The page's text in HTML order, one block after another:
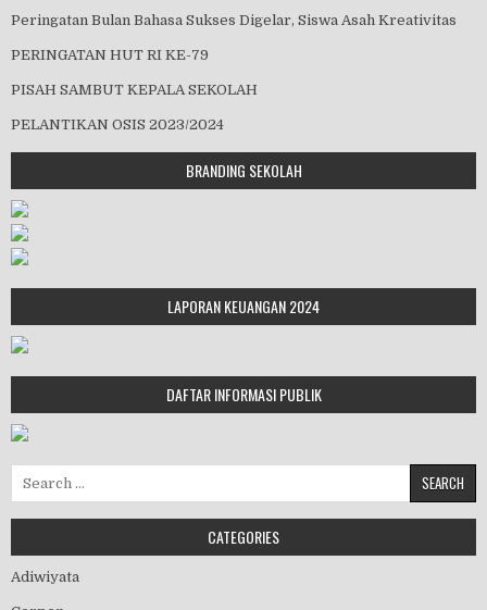
Peringatan Bulan Bahasa Sukses Digelar, Siswa Asah Kreativitas
PERINGATAN HUT RI KE-79
PISAH SAMBUT KEPALA SEKOLAH
PELANTIKAN OSIS 2023/2024
BRANDING SEKOLAH
LAPORAN KEUANGAN 2024
DAFTAR INFORMASI PUBLIK
Search for:
CATEGORIES
Adiwiyata